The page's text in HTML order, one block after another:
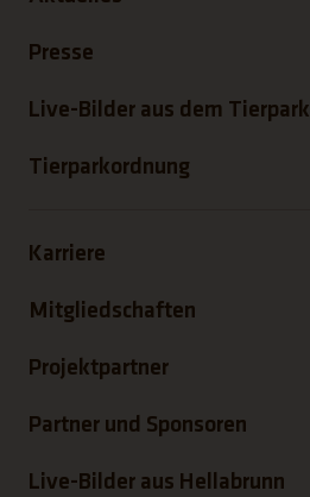
Presse
Live-Bilder aus dem Tierpark
Tierparkordnung
Karriere
Mitgliedschaften
Projektpartner
Partner und Sponsoren
Live-Bilder aus Hellabrunn